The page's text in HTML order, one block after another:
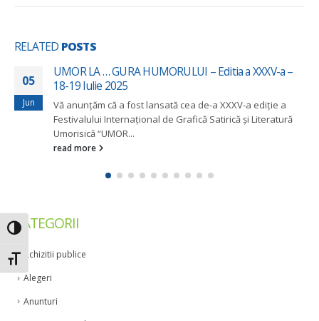
Toggle High Contrast
Toggle Font size
RELATED POSTS
05
Jun
UMOR LA … GURA HUMORULUI – Editia a XXXV-a –
18-19 Iulie 2025
Vă anunțăm că a fost lansată cea de-a XXXV-a ediție a
Festivalului Internațional de Grafică Satirică și Literatură
Umorisică “UMOR...
read more
CATEGORII
Achizitii publice
Alegeri
Anunturi